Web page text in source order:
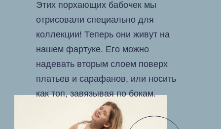
Этих порхающих бабочек мы
отрисовали специально для
коллекции! Теперь они живут на
нашем фартуке. Его можно
надевать вторым слоем поверх
платьев и сарафанов, или носить
как топ, завязывая по бокам.